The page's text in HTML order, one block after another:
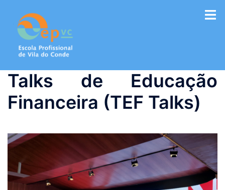
conteúdo
Talks de Educação
Financeira (TEF Talks)